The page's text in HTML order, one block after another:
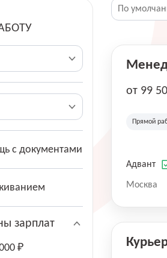
с документами
зарплат
₽
от 99
Прямой
Адвант
Москва